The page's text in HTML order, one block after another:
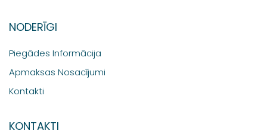
NODERĪGI
Piegādes Informācija
Apmaksas Nosacījumi
Kontakti
KONTAKTI